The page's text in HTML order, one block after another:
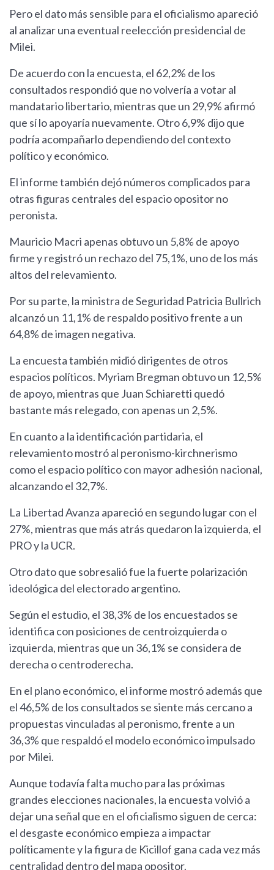
Pero el dato más sensible para el oficialismo apareció
al analizar una eventual reelección presidencial de
Milei.
De acuerdo con la encuesta, el 62,2% de los
consultados respondió que no volvería a votar al
mandatario libertario, mientras que un 29,9% afirmó
que sí lo apoyaría nuevamente. Otro 6,9% dijo que
podría acompañarlo dependiendo del contexto
político y económico.
El informe también dejó números complicados para
otras figuras centrales del espacio opositor no
peronista.
Mauricio Macri apenas obtuvo un 5,8% de apoyo
firme y registró un rechazo del 75,1%, uno de los más
altos del relevamiento.
Por su parte, la ministra de Seguridad Patricia Bullrich
alcanzó un 11,1% de respaldo positivo frente a un
64,8% de imagen negativa.
La encuesta también midió dirigentes de otros
espacios políticos. Myriam Bregman obtuvo un 12,5%
de apoyo, mientras que Juan Schiaretti quedó
bastante más relegado, con apenas un 2,5%.
En cuanto a la identificación partidaria, el
relevamiento mostró al peronismo-kirchnerismo
como el espacio político con mayor adhesión nacional,
alcanzando el 32,7%.
La Libertad Avanza apareció en segundo lugar con el
27%, mientras que más atrás quedaron la izquierda, el
PRO y la UCR.
Otro dato que sobresalió fue la fuerte polarización
ideológica del electorado argentino.
Según el estudio, el 38,3% de los encuestados se
identifica con posiciones de centroizquierda o
izquierda, mientras que un 36,1% se considera de
derecha o centroderecha.
En el plano económico, el informe mostró además que
el 46,5% de los consultados se siente más cercano a
propuestas vinculadas al peronismo, frente a un
36,3% que respaldó el modelo económico impulsado
por Milei.
Aunque todavía falta mucho para las próximas
grandes elecciones nacionales, la encuesta volvió a
dejar una señal que en el oficialismo siguen de cerca:
el desgaste económico empieza a impactar
políticamente y la figura de Kicillof gana cada vez más
centralidad dentro del mapa opositor.